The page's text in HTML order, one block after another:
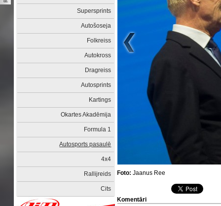
Supersprints
Autošoseja
Folkreiss
Autokross
Dragreiss
Autosprints
Kartings
Okartes Akadēmija
Formula 1
Autosports pasaulē
4x4
Rallijreids
Cits
Foto: Jaanus Ree
Komentāri